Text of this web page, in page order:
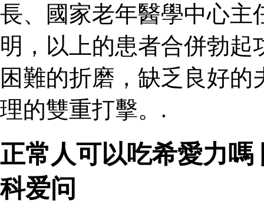
長、國家老年醫學中心主
明，以上的患者合併勃
困難的折磨，缺乏良好
理的雙重打擊。.
正常人可以吃希愛力
科爱问